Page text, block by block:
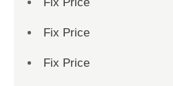
Fix Price
Fix Price